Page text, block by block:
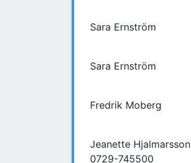
Sara Ernström
Sara Ernström
Fredrik Moberg
Jeanette Hjalmarsson
0729-745500